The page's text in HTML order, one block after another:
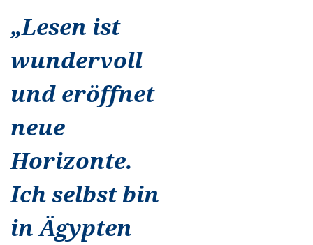
„Lesen ist
wundervoll
und eröffnet
neue
Horizonte.
Ich selbst bin
in Ägypten